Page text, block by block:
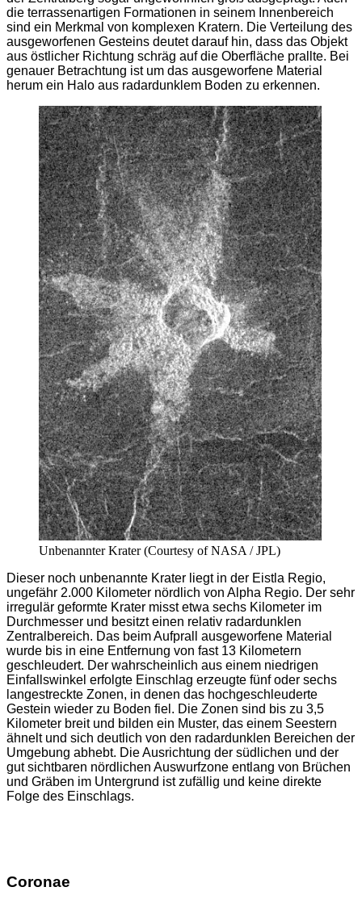
die terrassenartigen Formationen in seinem Innenbereich
sind ein Merkmal von komplexen Kratern. Die Verteilung des
ausgeworfenen Gesteins deutet darauf hin, dass das Objekt
aus östlicher Richtung schräg auf die Oberfläche prallte. Bei
genauer Betrachtung ist um das ausgeworfene Material
herum ein Halo aus radardunklem Boden zu erkennen.
Unbenannter Krater (Courtesy of NASA / JPL)
Dieser noch unbenannte Krater liegt in der Eistla Regio,
ungefähr 2.000 Kilometer nördlich von Alpha Regio. Der sehr
irregulär geformte Krater misst etwa sechs Kilometer im
Durchmesser und besitzt einen relativ radardunklen
Zentralbereich. Das beim Aufprall ausgeworfene Material
wurde bis in eine Entfernung von fast 13 Kilometern
geschleudert. Der wahrscheinlich aus einem niedrigen
Einfallswinkel erfolgte Einschlag erzeugte fünf oder sechs
langestreckte Zonen, in denen das hochgeschleuderte
Gestein wieder zu Boden fiel. Die Zonen sind bis zu 3,5
Kilometer breit und bilden ein Muster, das einem Seestern
ähnelt und sich deutlich von den radardunklen Bereichen der
Umgebung abhebt. Die Ausrichtung der südlichen und der
gut sichtbaren nördlichen Auswurfzone entlang von Brüchen
und Gräben im Untergrund ist zufällig und keine direkte
Folge des Einschlags.
Coronae